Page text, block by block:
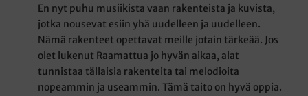
En nyt puhu musiikista vaan rakenteista ja kuvista,
jotka nousevat esiin yhä uudelleen ja uudelleen.
Nämä rakenteet opettavat meille jotain tärkeää. Jos
olet lukenut Raamattua jo hyvän aikaa, alat
tunnistaa tällaisia rakenteita tai melodioita
nopeammin ja useammin. Tämä taito on hyvä oppia.